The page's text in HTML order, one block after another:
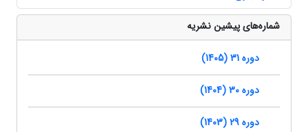
شماره‌های پیشین نشریه
دوره 31 (1405)
دوره 30 (1404)
دوره 29 (1403)